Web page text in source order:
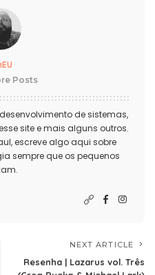
Posts
de sistemas,
site e mais alguns outros.
escreve algo aqui sobre
sempre que os pequenos
NEXT ARTICLE
Resenha | Lazarus vol. Três